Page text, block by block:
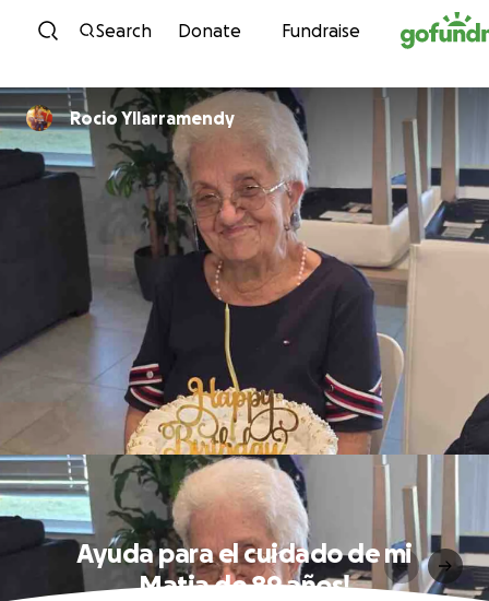
Skip to content
Search Donate Fundraise
Rocio Yllarramendy
Ayuda para el cuidado de mi
Matia de 89 años!